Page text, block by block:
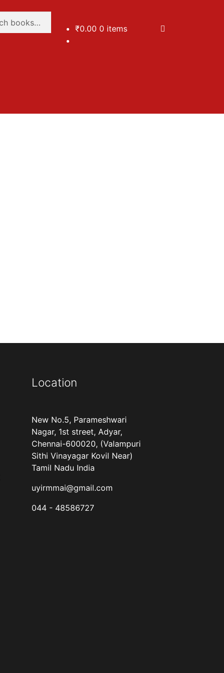
₹0.00 0 items
Location
New No.5, Parameshwari
Nagar, 1st street, Adyar,
Chennai-600020, (Valampuri
Sithi Vinayagar Kovil Near)
Tamil Nadu India
uyirmmai@gmail.com
044 - 48586727